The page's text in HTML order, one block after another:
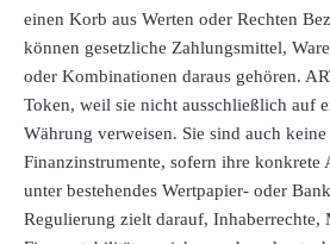
einen Korb aus Werten oder Rechten
können gesetzliche Zahlungsmittel,
oder Kombinationen daraus gehören.
Token, weil sie nicht ausschließlich auf
Währung verweisen. Sie sind auch
Finanzinstrumente, sofern ihre konkrete
unter bestehendes Wertpapier- oder
Regulierung zielt darauf, Inhaberrechte,